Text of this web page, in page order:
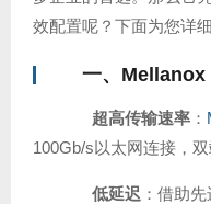
效配置呢？下面为您详细
一、 Mellanox
超高传输速率 ：
100Gb/s以太网连接，
低延迟 ：借助